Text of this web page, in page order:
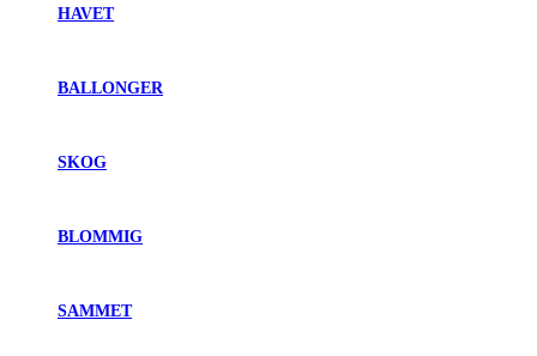
HAVET
BALLONGER
SKOG
BLOMMIG
SAMMET